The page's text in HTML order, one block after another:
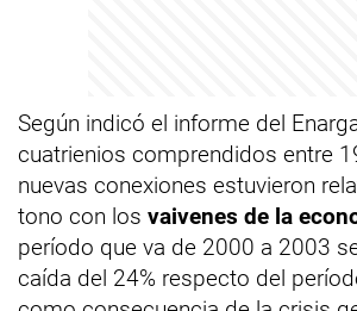
Según indicó el informe del
cuatrienios comprendidos entre
nuevas conexiones estuvieron
tono con los vaivenes de la
período que va de 2000 a 2003
caída del 24% respecto del